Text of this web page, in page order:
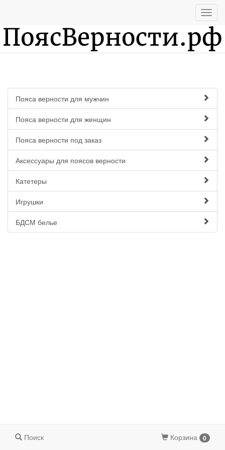
Пояса верности для мужчин
Пояса верности для женщин
Пояса верности под заказ
Аксессуары для поясов верности
Катетеры
Игрушки
БДСМ белье
Поиск Корзина 0